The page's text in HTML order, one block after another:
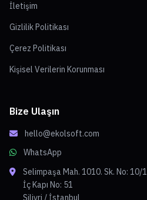
İletişim
Gizlilik Politikası
Çerez Politikası
Kişisel Verilerin Korunması
Bize Ulaşın
hello@ekolsoft.com
WhatsApp
Selimpaşa Mah. 1010. Sk. No: 10/1
İç Kapı No: 51
Silivri / İstanbul